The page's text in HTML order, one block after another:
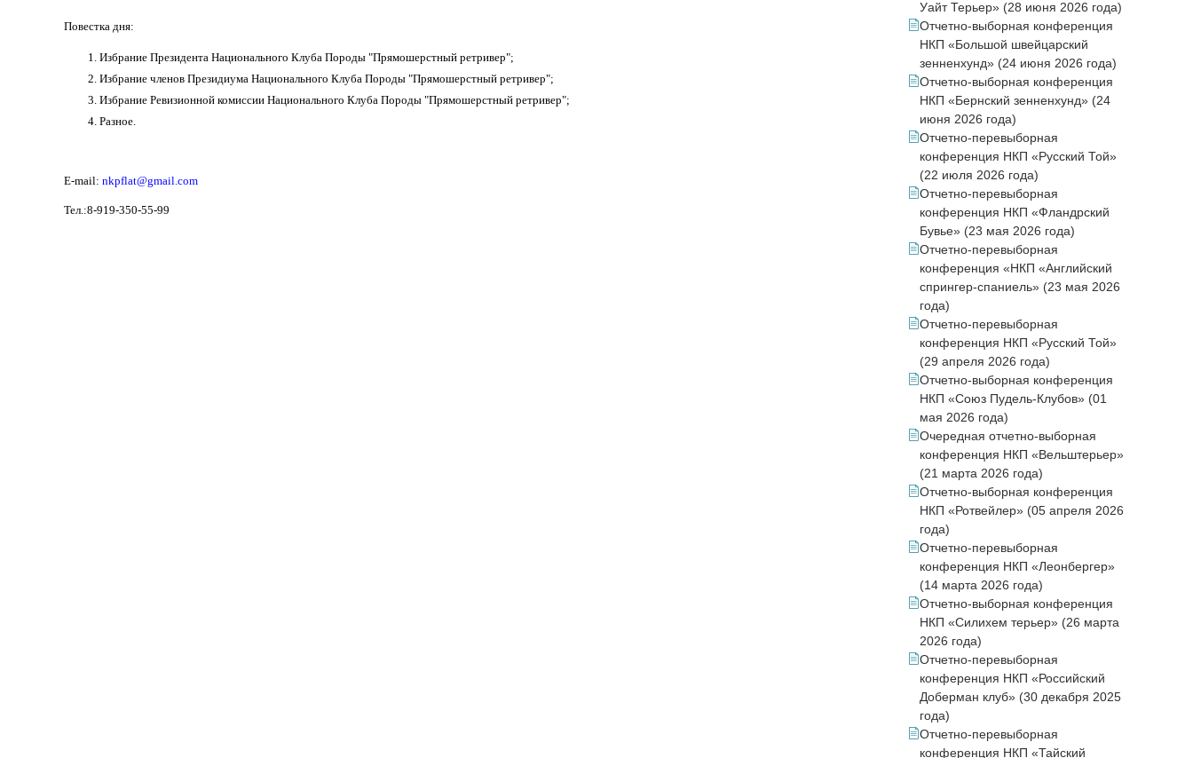
Повестка дня:
Избрание Президента Национального Клуба Породы "Прямошерстный ретривер";
Избрание членов Президиума Национального Клуба Породы "Прямошерстный ретривер";
Избрание Ревизионной комиссии Национального Клуба Породы "Прямошерстный ретривер";
Разное.
E-mail: nkpflat@gmail.com
Тел.:8-919-350-55-99
Уайт Терьер» (28 июня 2026 года)
Отчетно-выборная конференция
НКП «Большой швейцарский
зенненхунд» (24 июня 2026 года)
Отчетно-выборная конференция
НКП «Бернский зенненхунд» (24
июня 2026 года)
Отчетно-перевыборная
конференция НКП «Русский Той»
(22 июля 2026 года)
Отчетно-перевыборная
конференция НКП «Фландрский
Бувье» (23 мая 2026 года)
Отчетно-перевыборная
конференция «НКП «Английский
спрингер-спаниель» (23 мая 2026
года)
Отчетно-перевыборная
конференция НКП «Русский Той»
(29 апреля 2026 года)
Отчетно-выборная конференция
НКП «Союз Пудель-Клубов» (01
мая 2026 года)
Очередная отчетно-выборная
конференция НКП «Вельштерьер»
(21 марта 2026 года)
Отчетно-выборная конференция
НКП «Ротвейлер» (05 апреля 2026
года)
Отчетно-перевыборная
конференция НКП «Леонбергер»
(14 марта 2026 года)
Отчетно-выборная конференция
НКП «Силихем терьер» (26 марта
2026 года)
Отчетно-перевыборная
конференция НКП «Российский
Доберман клуб» (30 декабря 2025
года)
Отчетно-перевыборная
конференция НКП «Тайский